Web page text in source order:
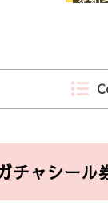
チャシール